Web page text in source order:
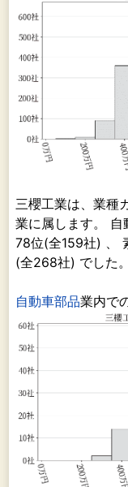
三櫻工業は、業種
業に属します。 自
78位(全159社) 、
(全268社) でした。
自動車部品業内で